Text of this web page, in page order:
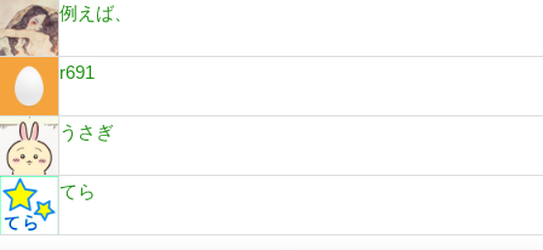
例えば、
r691
うさぎ
てら